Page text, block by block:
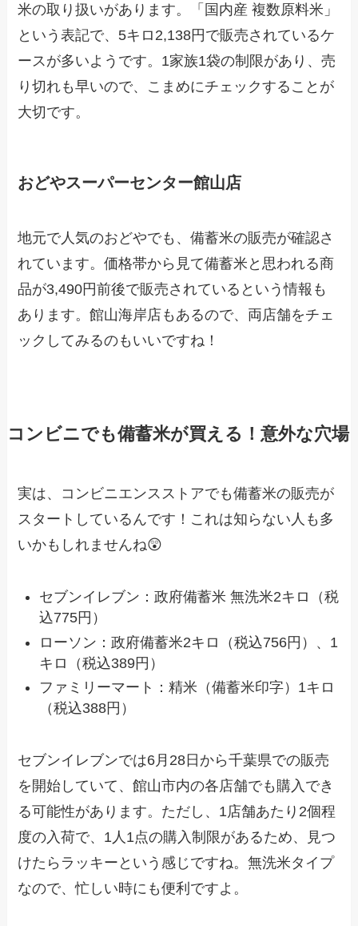
米の取り扱いがあります。「国内産 複数原料米」
という表記で、5キロ2,138円で販売されているケ
ースが多いようです。1家族1袋の制限があり、売
り切れも早いので、こまめにチェックすることが
大切です。
おどやスーパーセンター館山店
地元で人気のおどやでも、備蓄米の販売が確認さ
れています。価格帯から見て備蓄米と思われる商
品が3,490円前後で販売されているという情報も
あります。館山海岸店もあるので、両店舗をチェ
ックしてみるのもいいですね！
コンビニでも備蓄米が買える！意外な穴場
実は、コンビニエンスストアでも備蓄米の販売が
スタートしているんです！これは知らない人も多
いかもしれませんね😲
セブンイレブン：政府備蓄米 無洗米2キロ（税
込775円）
ローソン：政府備蓄米2キロ（税込756円）、1
キロ（税込389円）
ファミリーマート：精米（備蓄米印字）1キロ
（税込388円）
セブンイレブンでは6月28日から千葉県での販売
を開始していて、館山市内の各店舗でも購入でき
る可能性があります。ただし、1店舗あたり2個程
度の入荷で、1人1点の購入制限があるため、見つ
けたらラッキーという感じですね。無洗米タイプ
なので、忙しい時にも便利ですよ。